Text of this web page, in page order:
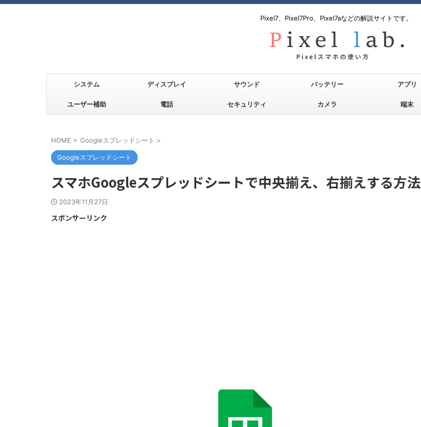
Pixel7、Pixel7Pro、Pixel7aなどの解説サイトです。
システム ディスプレイ サウンド バッテリー アプリ
ユーザー補助 電話 セキュリティ カメラ 端末
HOME > Googleスプレッドシート >
Googleスプレッドシート
スマホGoogleスプレッドシートで中央揃え、右揃えする方法
2023年11月27日
スポンサーリンク